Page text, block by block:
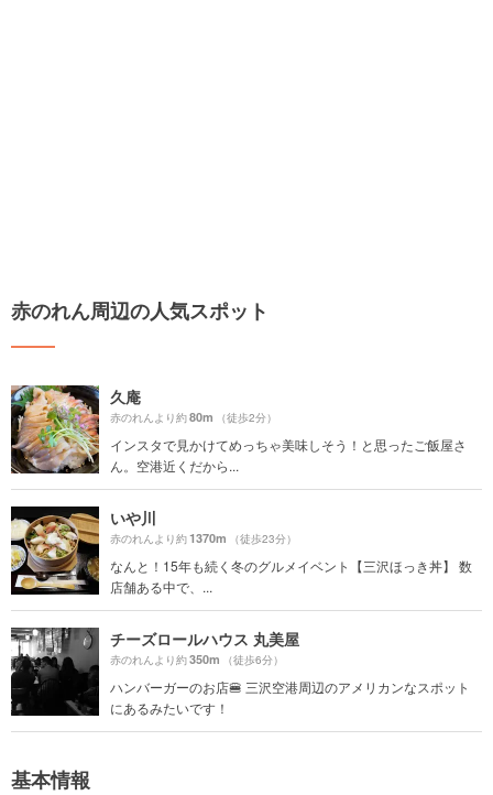
赤のれん周辺の人気スポット
久庵
赤のれんより約80m （徒歩2分）
インスタで見かけてめっちゃ美味しそう！と思ったご飯屋さ
ん。空港近くだから...
いや川
赤のれんより約1370m （徒歩23分）
なんと！15年も続く冬のグルメイベント【三沢ほっき丼】 数
店舗ある中で、...
チーズロールハウス 丸美屋
赤のれんより約350m （徒歩6分）
ハンバーガーのお店🍔 三沢空港周辺のアメリカンなスポット
にあるみたいです！
基本情報